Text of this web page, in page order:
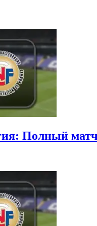
Полный